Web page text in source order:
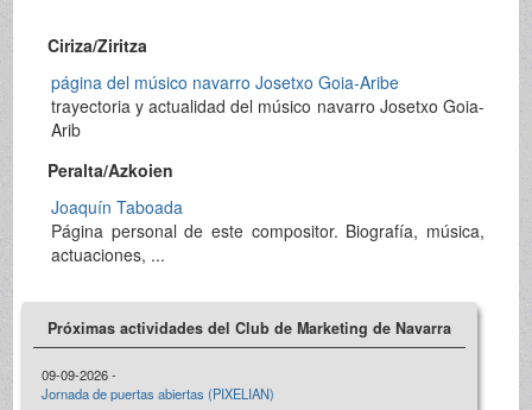
Ciriza/Ziritza
página del músico navarro Josetxo Goia-Aribe
trayectoria y actualidad del músico navarro Josetxo Goia-
Arib
Peralta/Azkoien
Joaquín Taboada
Página personal de este compositor. Biografía, música,
actuaciones, ...
Próximas actividades del Club de Marketing de Navarra
09-09-2026 -
Jornada de puertas abiertas (PIXELIAN)